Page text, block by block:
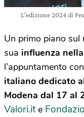
L'edizione 2024 di
Un primo piano sul
sua influenza
l’appuntamento con
italiano dedicato
Modena dal 17 al
Valori.ite